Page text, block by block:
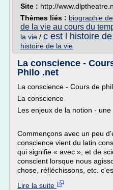
Site : http://
Thèmes liés : biographie
de la vie au cours du
la vie / c est l histoire
histoire de la vie
La conscience -
Philo .net
La conscience - Cours de
La conscience
Les enjeux de la notion -
Commençons avec un peu
conscience vient du latin
qui signifie « avec », et de
conscient lorsque nous
chose, réfléchissons, etc.
Lire la suite